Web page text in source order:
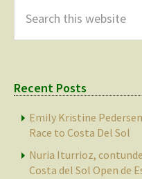
this
website
Recent Posts
Emily Kristine
Race to Costa Del Sol
Nuria Iturrioz,
Costa del Sol Open de